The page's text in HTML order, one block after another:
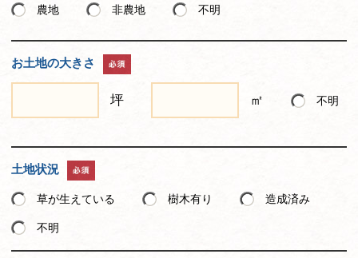
農地 非農地 不明
お土地の大きさ
坪 ㎡ 不明
土地状況
草が生えている 樹木有り 造成済み
不明